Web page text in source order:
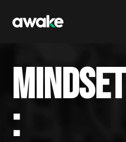
Mindset
: